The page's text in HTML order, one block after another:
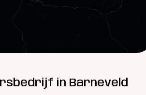
in Barneveld